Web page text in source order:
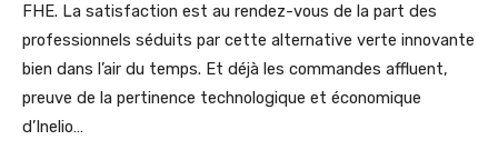
FHE. La satisfaction est au rendez-vous de la part des
professionnels séduits par cette alternative verte innovante
bien dans l’air du temps. Et déjà les commandes affluent,
preuve de la pertinence technologique et économique
d’Inelio…